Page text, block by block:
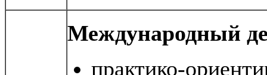
Международный
практико-